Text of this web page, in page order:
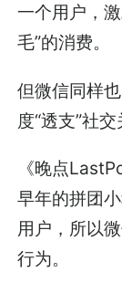
一个用户，
毛”的消费。
但微信同样
度“透支”社交
《晚点
早年的拼团
用户，所以
行为。